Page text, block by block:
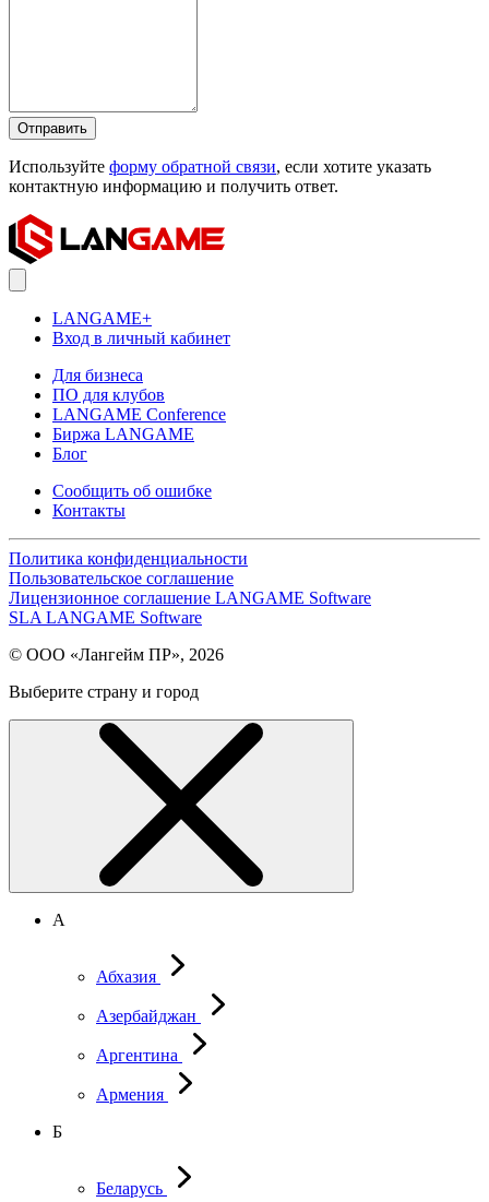
Отправить
Используйте форму обратной связи, если хотите указать
контактную информацию и получить ответ.
LANGAME+
Вход в личный кабинет
Для бизнеса
ПО для клубов
LANGAME Conference
Биржа LANGAME
Блог
Сообщить об ошибке
Контакты
Политика конфиденциальности
Пользовательское соглашение
Лицензионное соглашение LANGAME Software
SLA LANGAME Software
© ООО «Лангейм ПР», 2026
Выберите страну и город
А
Абхазия
Азербайджан
Аргентина
Армения
Б
Беларусь